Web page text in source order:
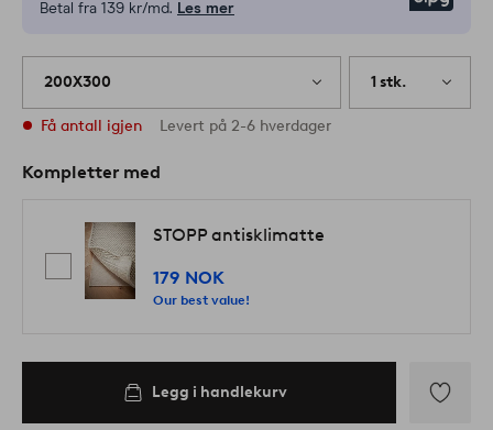
Betal fra 139 kr/md. Les mer
200X300 1 stk.
Få antall igjen Levert på 2-6 hverdager
Kompletter med
STOPP antisklimatte
179 NOK
Our best value!
Legg i handlekurv